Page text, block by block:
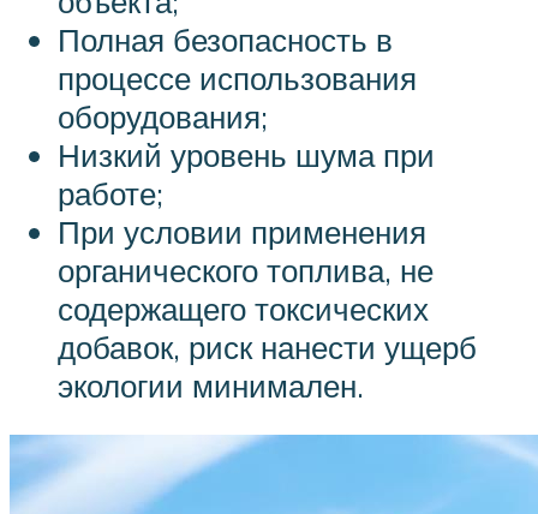
Полная безопасность в
процессе использования
оборудования;
Низкий уровень шума при
работе;
При условии применения
органического топлива, не
содержащего токсических
добавок, риск нанести ущерб
экологии минимален.